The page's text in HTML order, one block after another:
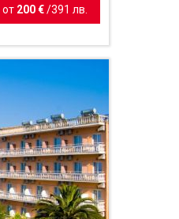
от 200 € /391 лв.